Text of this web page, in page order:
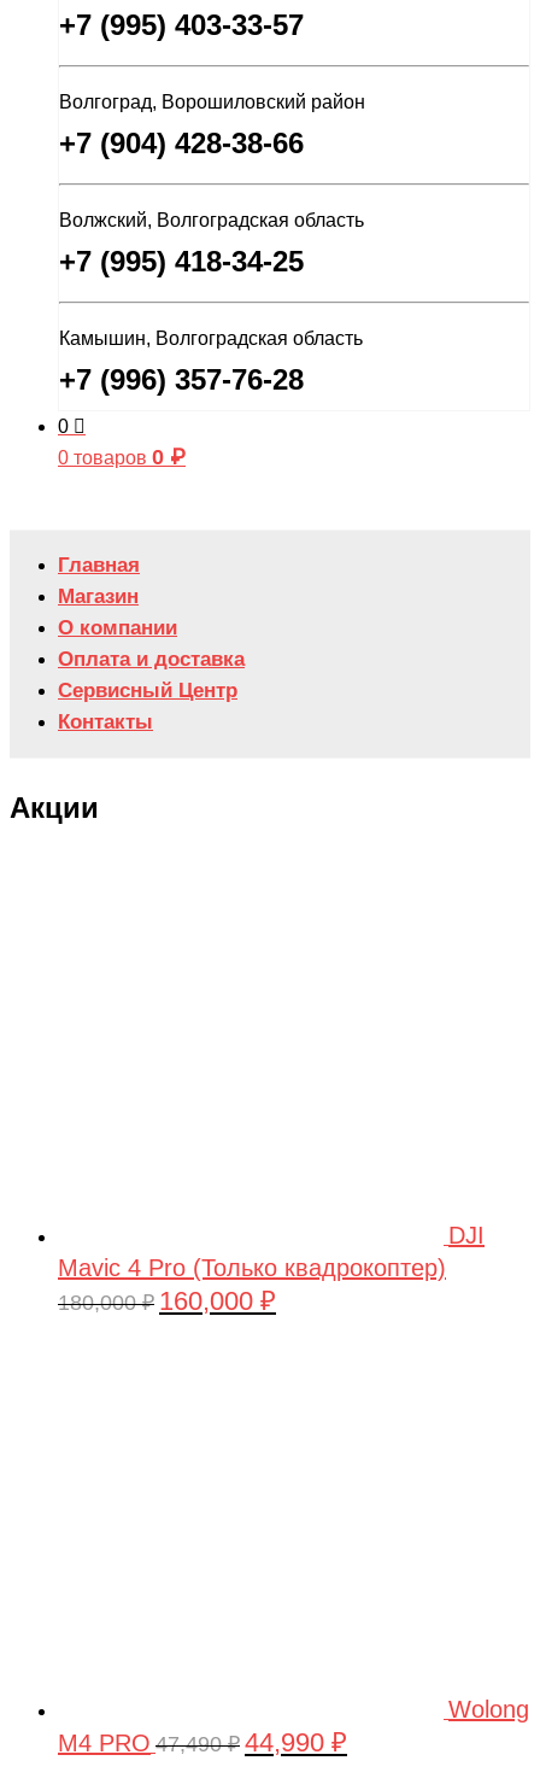
+7 (995) 403-33-57
Волгоград, Ворошиловский район
+7 (904) 428-38-66
Волжский, Волгоградская область
+7 (995) 418-34-25
Камышин, Волгоградская область
+7 (996) 357-76-28
0
0 товаров 0 ₽
Главная
Магазин
О компании
Оплата и доставка
Сервисный Центр
Контакты
Акции
DJI
Mavic 4 Pro (Только квадрокоптер)
180,000₽ Первоначальная
160,000 ₽
Wolong
M4 PRO 47,490₽ Первоначальная
44,990 ₽